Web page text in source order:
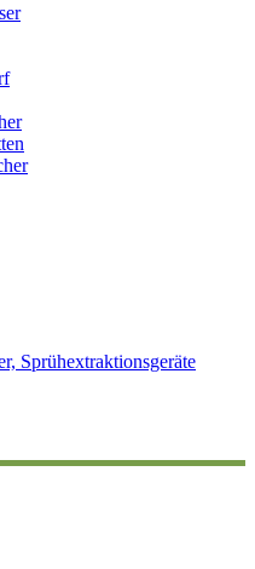
Sprühextraktionsgeräte